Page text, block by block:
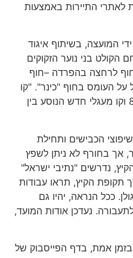
לאתרי התיירות באמצעות
המועצה, בשיתוף איגוד
הקולט בני נוער הזקוקים
לרחצה בהפרדה –חוף
על העומס בחוף "כינר". "קו
וקו מעגלי חדש הנוסע בין
שיפוצי הכבישים ותחילת
, אך בחורף לא ניתן לשפץ
, נדרשים "נתיבי ישראל"
תקופת הקיץ, תראו עבודות
. ככל הנראה, יהיו גם
לתעבורה. נעדכן אודות המועד,
בזמן אמת, בדף הפייסבוק של